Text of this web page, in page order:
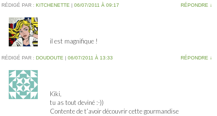
RÉDIGÉ PAR : KITCHENETTE | 06/07/2011 À 09:17 RÉPONDRE ↓
il est magnifique !
RÉDIGÉ PAR : DOUDOUTE | 06/07/2011 À 13:33 RÉPONDRE ↓
Kiki,
tu as tout deviné :-))
Contente de t’avoir découvrir cette gourmandise